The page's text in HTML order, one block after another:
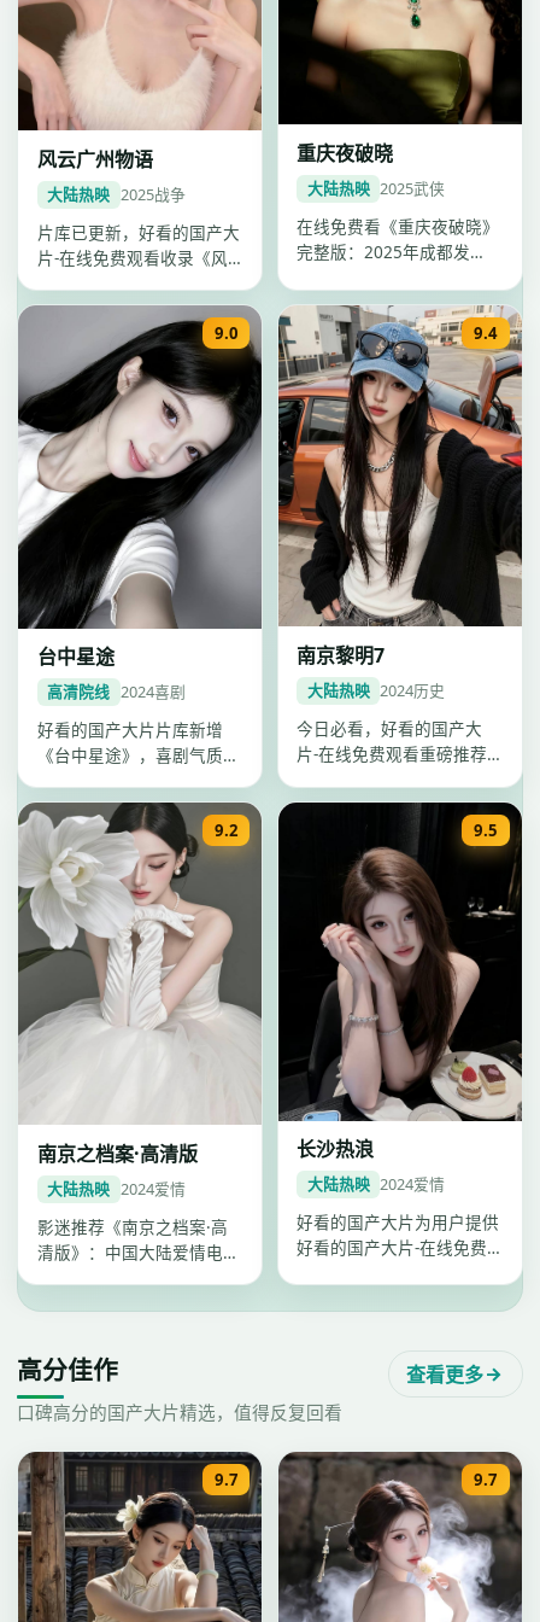
风云广州物语
大陆热映 2025战争
片库已更新，好看的国产大
片-在线免费观看收录《风
争国产大…
重庆夜破晓
大陆热映 2025武侠
在线免费看《重庆夜破晓》
完整版：2025年成都发
辉、任嘉伦…
9.0
台中星途
高清院线 2024喜剧
好看的国产大片片库新增
《台中星途》，喜剧气质浓
2024年…
9.4
南京黎明7
大陆热映 2024历史
今日必看，好看的国产大
片-在线免费观看重磅推荐
津历史…
9.2
南京之档案·高清版
大陆热映 2024爱情
影迷推荐《南京之档案·高
清版》：中国大陆爱情电
9.5
长沙热浪
大陆热映 2024爱情
好看的国产大片为用户提供
好看的国产大片-在线免费
高分佳作
口碑高分的国产大片精选，值得反复回看
查看更多
9.7 9.7